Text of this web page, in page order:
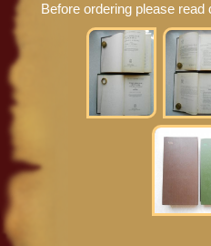
Before ordering please read